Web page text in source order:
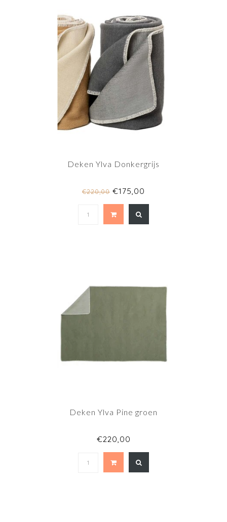
Deken Ylva Donkergrijs
€220,00 €175,00
Deken Ylva Pine groen
€220,00